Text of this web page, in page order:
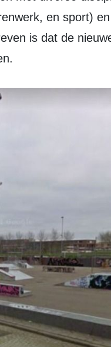
en sport)
is dat de